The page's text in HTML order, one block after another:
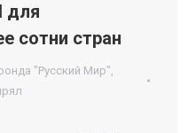
для
сотни стран
"Русский Мир",